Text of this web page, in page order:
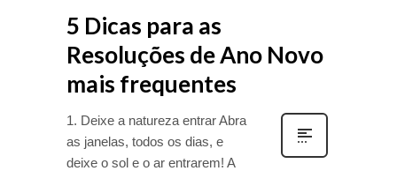
5 Dicas para as
Resoluções de Ano Novo
mais frequentes
1. Deixe a natureza entrar Abra
as janelas, todos os dias, e
deixe o sol e o ar entrarem! A